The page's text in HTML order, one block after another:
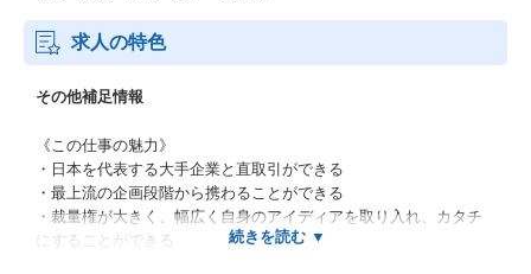
求人の特色
その他補足情報
《この仕事の魅力》
・日本を代表する大手企業と直取引ができる
・最上流の企画段階から携わることができる
・裁量権が大きく、幅広く自身のアイディアを取り入れ、カタチ
にすることができる